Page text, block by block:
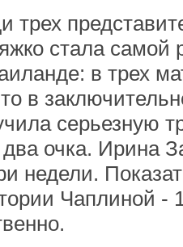
трех
стала самой
в трех
в
серьезную
два очка. Ирина
недели.
Чаплиной -